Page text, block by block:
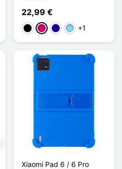
22,99 €
SchwarzMagentaDunkelblau
Hellblau
+1
Xiaomi Pad 6 / 6 Pro